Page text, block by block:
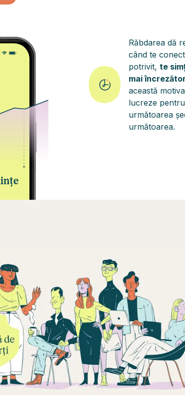
Răbdarea dă
când te
potrivit,te
mai
această
lucreze
următoarea
următoarea.